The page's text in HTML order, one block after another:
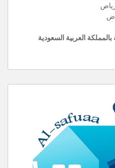
العربية السعودية